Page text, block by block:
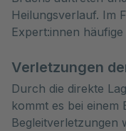
Heilungsverlauf. Im
Expert:innen
Verletzungen
Durch die direkte
kommt es bei einem
Begleitverletzungen